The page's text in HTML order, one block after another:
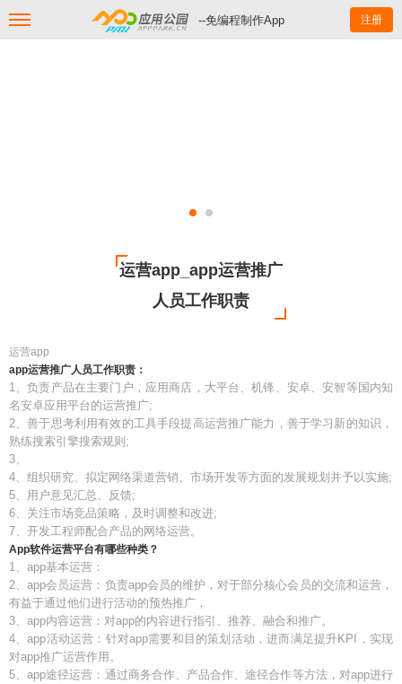
--免编程制作App 注册
运营app_app运营推广
人员工作职责
运营app
app运营推广人员工作职责：
1、负责产品在主要门户，应用商店，大平台、机锋、安卓、安智等国内知
名安卓应用平台的运营推广;
2、善于思考利用有效的工具手段提高运营推广能力，善于学习新的知识，
熟练搜索引擎搜索规则;
3、
4、组织研究、拟定网络渠道营销、市场开发等方面的发展规划并予以实施;
5、用户意见汇总、反馈;
6、关注市场竞品策略，及时调整和改进;
7、开发工程师配合产品的网络运营。
App软件运营平台有哪些种类？
1、app基本运营：
2、app会员运营：负责app会员的维护，对于部分核心会员的交流和运营，
有益于通过他们进行活动的预热推广，
3、app内容运营：对app的内容进行指引、推荐、融合和推广。
4、app活动运营：针对app需要和目的策划活动，进而满足提升KPI，实现
对app推广运营作用。
5、app途径运营：通过商务合作、产品合作、途径合作等方法，对app进行